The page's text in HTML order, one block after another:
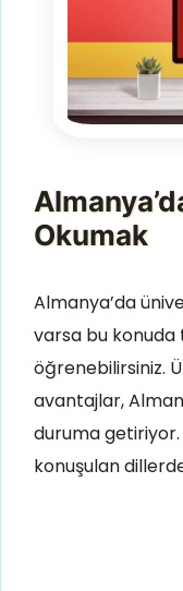
Okumak
Almanya’da
varsa bu konuda
öğrenebilirsiniz.
avantajlar,
duruma
konuşulan